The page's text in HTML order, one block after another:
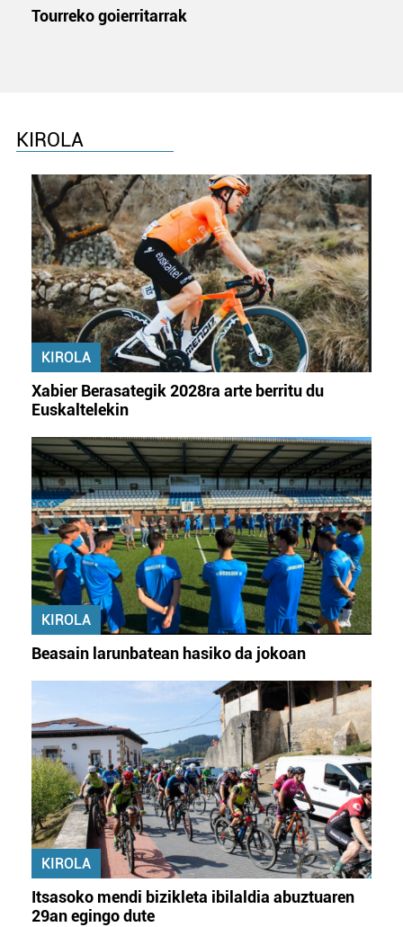
Tourreko goierritarrak
KIROLA
KIROLA
Xabier Berasategik 2028ra arte berritu du
Euskaltelekin
KIROLA
Beasain larunbatean hasiko da jokoan
KIROLA
Itsasoko mendi bizikleta ibilaldia abuztuaren
29an egingo dute